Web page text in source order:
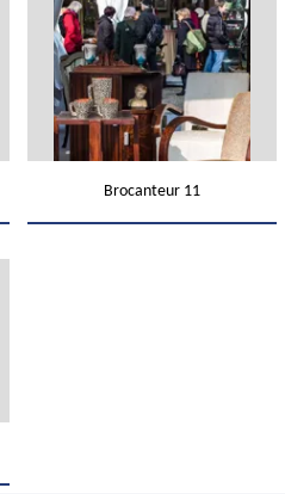
Brocanteur 11